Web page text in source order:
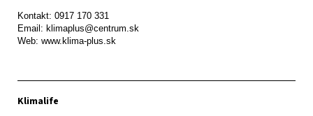
Kontakt: 0917 170 331
Email: klimaplus@centrum.sk
Klimalife